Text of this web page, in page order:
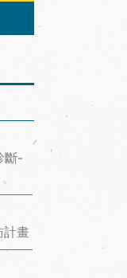
斷-
計畫